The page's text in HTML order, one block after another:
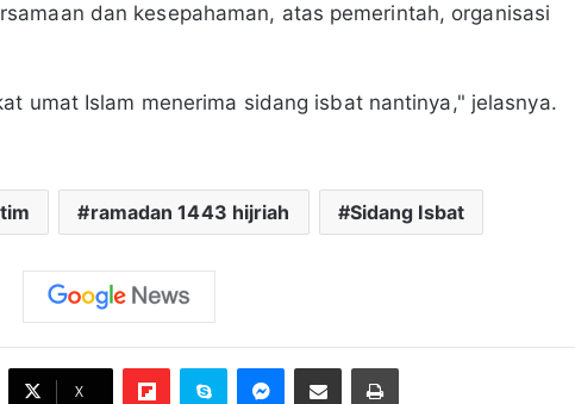
dan kesepahaman, atas pemerintah, organisasi
umat Islam menerima sidang isbat nantinya," jelasnya.
ramadan 1443 hijriah Sidang Isbat
X
FlipboardSkype Messenger
Bagikan melalui Email Cetak